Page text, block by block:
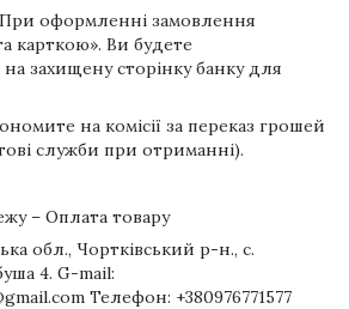
При оформленні замовлення
карткою». Ви будете
захищену сторінку банку для
на комісії за переказ грошей
служби при отриманні).
– Оплата товару
обл., Чортківський р-н., с.
4. G-mail:
Телефон: +380976771577